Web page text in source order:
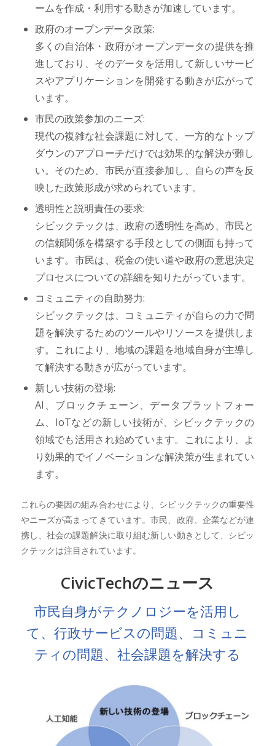
ームを作成・利用する動きが加速しています。
政府のオープンデータ政策:
多くの自治体・政府がオープンデータの提供を推
進しており、そのデータを活用して新しいサービ
スやアプリケーションを開発する動きが広がって
います。
市民の政策参加のニーズ:
現代の複雑な社会課題に対して、一方的なトップ
ダウンのアプローチだけでは効果的な解決が難し
い。そのため、市民が直接参加し、自らの声を反
映した政策形成が求められています。
透明性と説明責任の要求:
シビックテックは、政府の透明性を高め、市民と
の信頼関係を構築する手段としての側面も持って
います。市民は、税金の使い道や政府の意思決定
プロセスについての詳細を知りたがっています。
コミュニティの自助努力:
シビックテックは、コミュニティが自らの力で問
題を解決するためのツールやリソースを提供しま
す。これにより、地域の課題を地域自身が主導し
て解決する動きが広がっています。
新しい技術の登場:
AI、ブロックチェーン、データプラットフォー
ム、IoTなどの新しい技術が、シビックテックの
領域でも活用され始めています。これにより、よ
り効果的でイノベーションな解決策が生まれてい
ます。
これらの要因の組み合わせにより、シビックテックの重要性
やニーズが高まってきています。市民、政府、企業などが連
携し、社会の課題解決に取り組む新しい動きとして、シビッ
クテックは注目されています。
CivicTechのニュース
市民自身がテクノロジーを活用し
て、行政サービスの問題、コミュニ
ティの問題、社会課題を解決する